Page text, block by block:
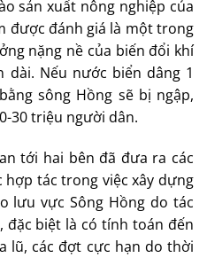
sản xuất nông nghiệp của
được đánh giá là một trong
nặng nề của biến đổi khí
dài. Nếu nước biển dâng 1
sông Hồng sẽ bị ngập,
30 triệu người dân.
tới hai bên đã đưa ra các
tác trong việc xây dựng
lưu vực Sông Hồng do tác
đặc biệt là có tính toán đến
lũ, các đợt cực hạn do thời